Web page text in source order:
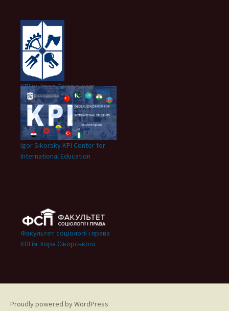
КПІ ім. Ігоря Сікорського
Igor Sikorsky KPI Center for
International Education
Факультет соціології і права
КПІ ім. Ігоря Сікорського
Proudly powered by WordPress